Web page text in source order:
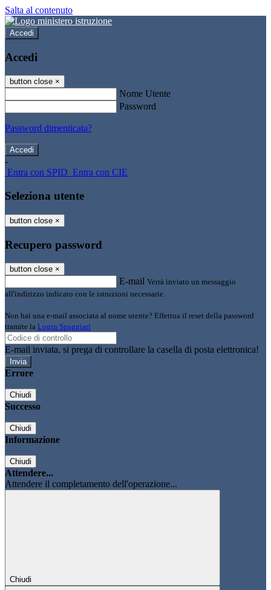
Salta al contenuto
Accedi
Accedi
button close ×
Nome Utente
Password
Password dimenticata?
-
Entra con SPID Entra con CIE
Seleziona utente
button close ×
Recupero password
button close ×
E-mail Verrà inviato un messaggio
all'indirizzo indicato con le istruzioni necessarie.
Non hai una e-mail associata al nome utente? Effettua il reset della password
tramite la Login Spaggiari
E-mail inviata, si prega di controllare la casella di posta elettronica!
Errore
Chiudi
Successo
Chiudi
Informazione
Chiudi
Attendere...
Attendere il completamento dell'operazione...
Chiudi